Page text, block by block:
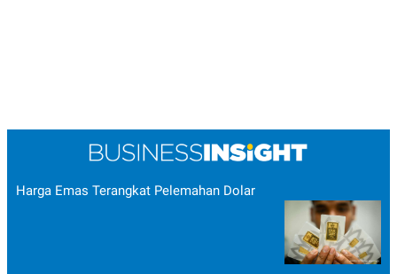
Harga Emas Terangkat Pelemahan Dolar